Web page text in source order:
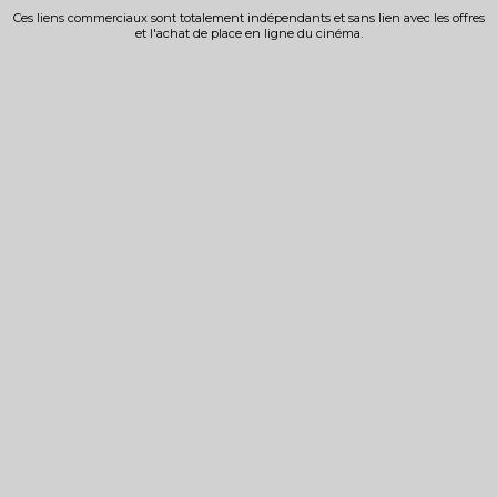
Ces liens commerciaux sont totalement indépendants et sans lien avec les offres
et l'achat de place en ligne du cinéma.